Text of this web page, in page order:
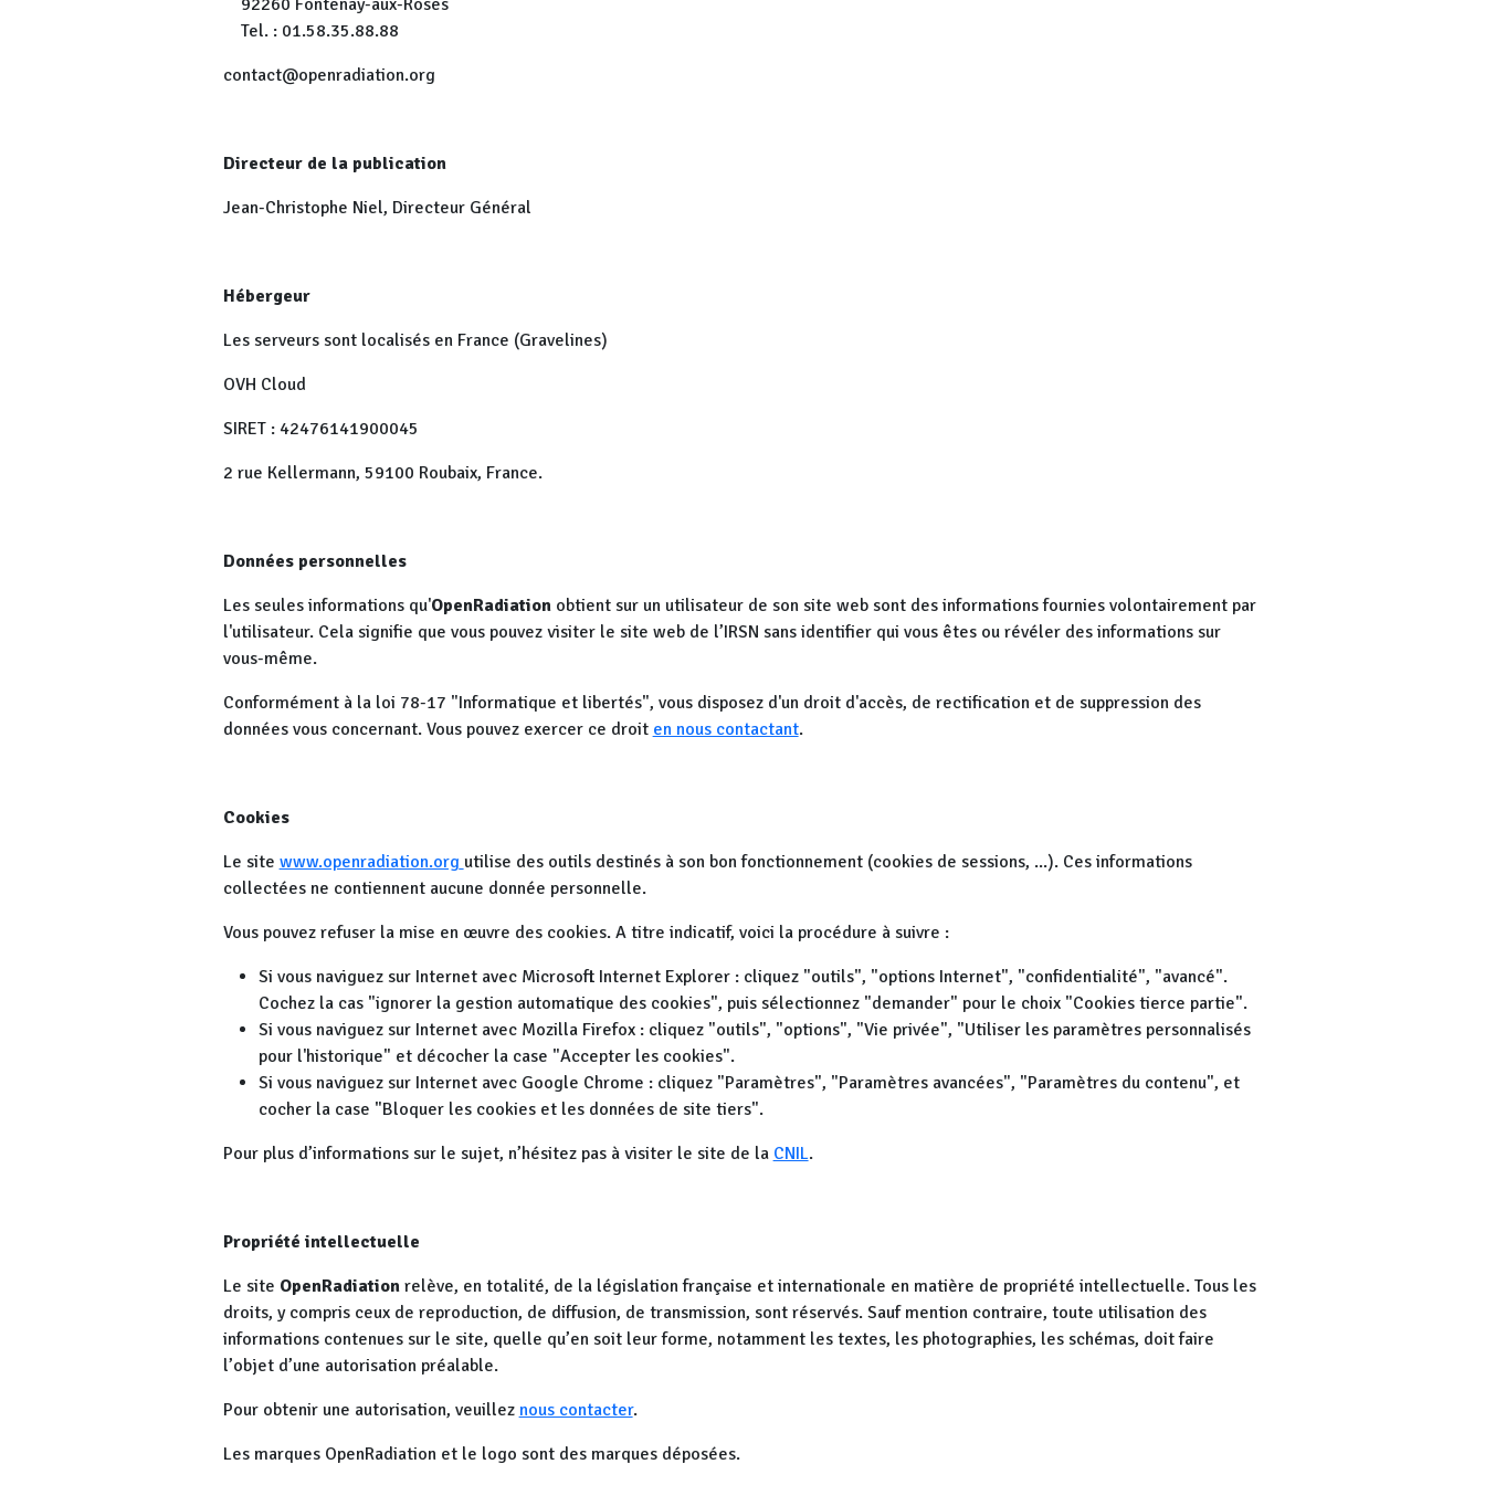
92260 Fontenay-aux-Roses
Tel. : 01.58.35.88.88
contact@openradiation.org
Directeur de la publication
Jean-Christophe Niel, Directeur Général
Hébergeur
Les serveurs sont localisés en France (Gravelines)
OVH Cloud
SIRET : 42476141900045
2 rue Kellermann, 59100 Roubaix, France.
Données personnelles
Les seules informations qu'OpenRadiation obtient sur un utilisateur de son site web sont des informations fournies volontairement par
l'utilisateur. Cela signifie que vous pouvez visiter le site web de l’IRSN sans identifier qui vous êtes ou révéler des informations sur
vous-même.
Conformément à la loi 78-17 "Informatique et libertés", vous disposez d'un droit d'accès, de rectification et de suppression des
données vous concernant. Vous pouvez exercer ce droit en nous contactant.
Cookies
Le site www.openradiation.org utilise des outils destinés à son bon fonctionnement (cookies de sessions, ...). Ces informations
collectées ne contiennent aucune donnée personnelle.
Vous pouvez refuser la mise en œuvre des cookies. A titre indicatif, voici la procédure à suivre :
Si vous naviguez sur Internet avec Microsoft Internet Explorer : cliquez "outils", "options Internet", "confidentialité", "avancé".
Cochez la cas "ignorer la gestion automatique des cookies", puis sélectionnez "demander" pour le choix "Cookies tierce partie".
Si vous naviguez sur Internet avec Mozilla Firefox : cliquez "outils", "options", "Vie privée", "Utiliser les paramètres personnalisés
pour l'historique" et décocher la case "Accepter les cookies".
Si vous naviguez sur Internet avec Google Chrome : cliquez "Paramètres", "Paramètres avancées", "Paramètres du contenu", et
cocher la case "Bloquer les cookies et les données de site tiers".
Pour plus d’informations sur le sujet, n’hésitez pas à visiter le site de la CNIL.
Propriété intellectuelle
Le site OpenRadiation relève, en totalité, de la législation française et internationale en matière de propriété intellectuelle. Tous les
droits, y compris ceux de reproduction, de diffusion, de transmission, sont réservés. Sauf mention contraire, toute utilisation des
informations contenues sur le site, quelle qu’en soit leur forme, notamment les textes, les photographies, les schémas, doit faire
l’objet d’une autorisation préalable.
Pour obtenir une autorisation, veuillez nous contacter.
Les marques OpenRadiation et le logo sont des marques déposées.